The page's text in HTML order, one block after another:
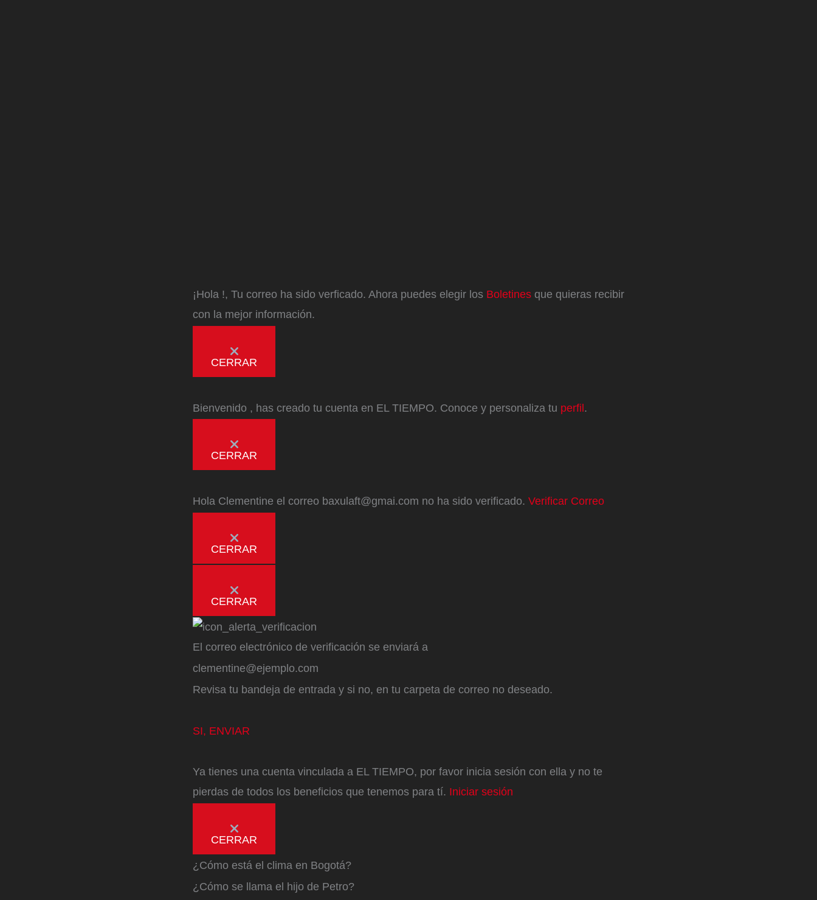
¡Hola !, Tu correo ha sido verficado. Ahora puedes elegir los Boletines que quieras recibir
con la mejor información.
CERRAR
Bienvenido , has creado tu cuenta en EL TIEMPO. Conoce y personaliza tu perfil.
CERRAR
Hola Clementine el correo baxulaft@gmai.com no ha sido verificado. Verificar Correo
CERRAR
CERRAR
El correo electrónico de verificación se enviará a
clementine@ejemplo.com
Revisa tu bandeja de entrada y si no, en tu carpeta de correo no deseado.
SI, ENVIAR
Ya tienes una cuenta vinculada a EL TIEMPO, por favor inicia sesión con ella y no te
pierdas de todos los beneficios que tenemos para tí. Iniciar sesión
CERRAR
¿Cómo está el clima en Bogotá?
¿Cómo se llama el hijo de Petro?